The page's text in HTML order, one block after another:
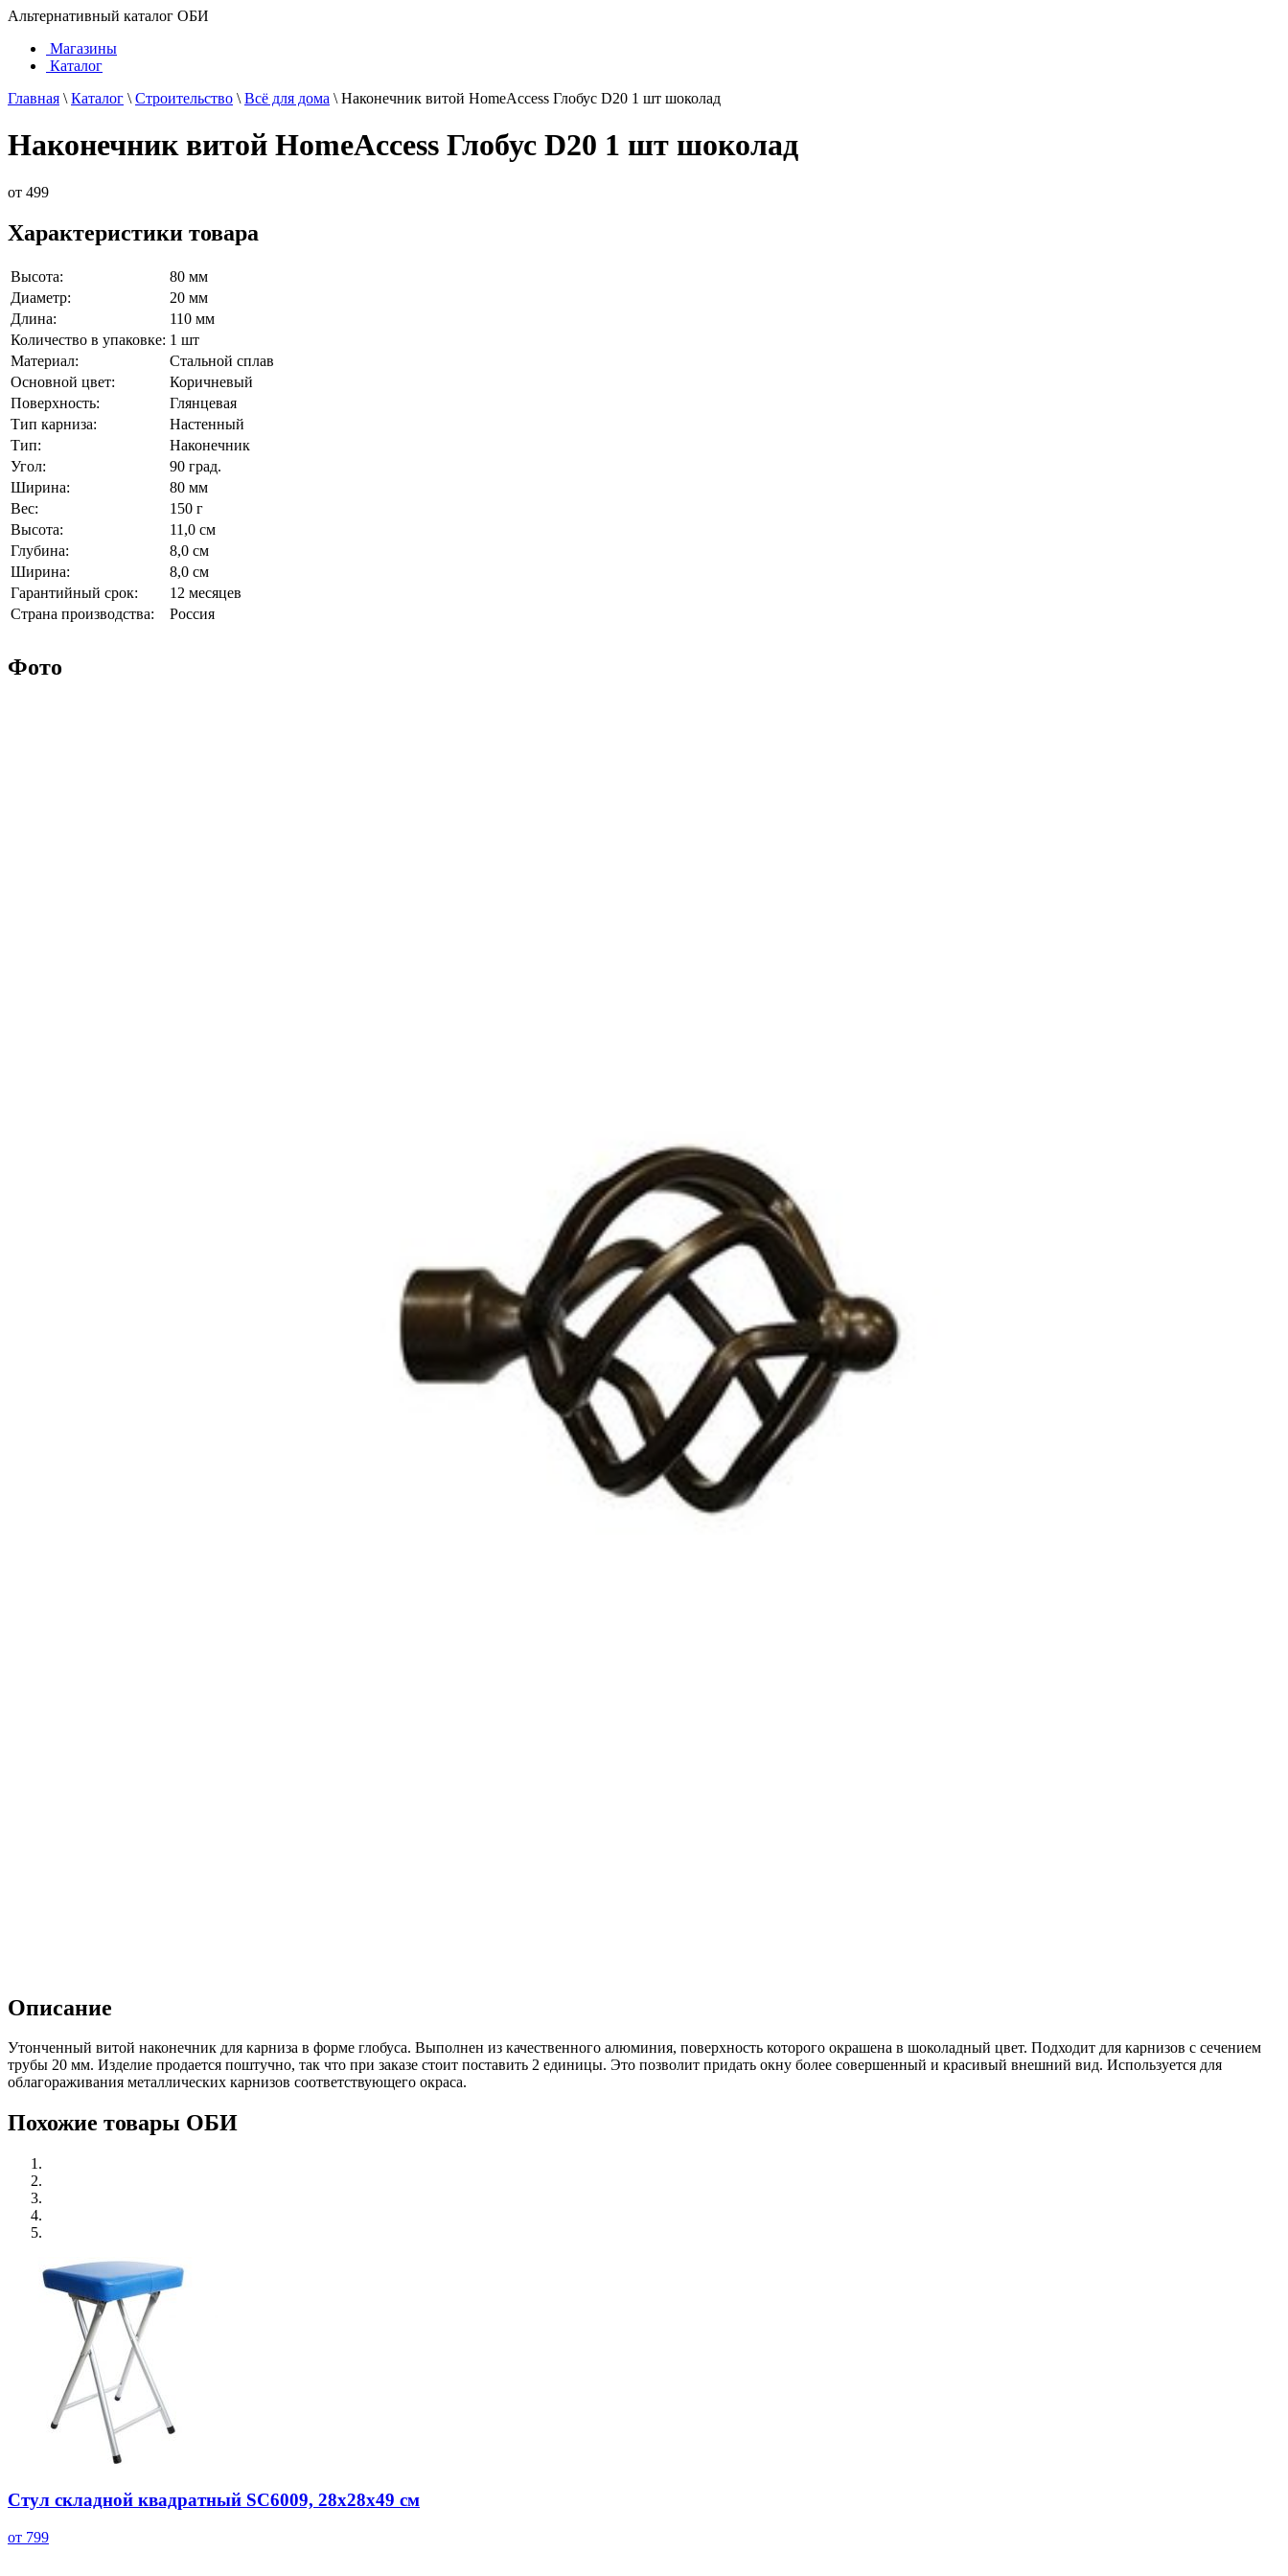
Альтернативный каталог ОБИ
Магазины
Каталог
Главная \ Каталог \ Строительство \ Всё для дома \ Наконечник витой HomeAccess Глобус D20 1 шт шоколад
Наконечник витой HomeAccess Глобус D20 1 шт шоколад
от 499
Характеристики товара
Высота:
80 мм
Диаметр:
20 мм
Длина:
110 мм
Количество в упаковке: 1 шт
Материал:
Стальной сплав
Основной цвет:
Коричневый
Поверхность:
Глянцевая
Тип карниза:
Настенный
Тип:
Наконечник
Угол:
90 град.
Ширина:
80 мм
Вес:
150 г
Высота:
11,0 см
Глубина:
8,0 см
Ширина:
8,0 см
Гарантийный срок:
12 месяцев
Страна производства:
Россия
Фото
Описание
Утонченный витой наконечник для карниза в форме глобуса. Выполнен из качественного алюминия, поверхность которого окрашена в шоколадный цвет. Подходит для карнизов с сечением
трубы 20 мм. Изделие продается поштучно, так что при заказе стоит поставить 2 единицы. Это позволит придать окну более совершенный и красивый внешний вид. Используется для
облагораживания металлических карнизов соответствующего окраса.
Похожие товары ОБИ
Стул складной квадратный SC6009, 28x28x49 см
от 799